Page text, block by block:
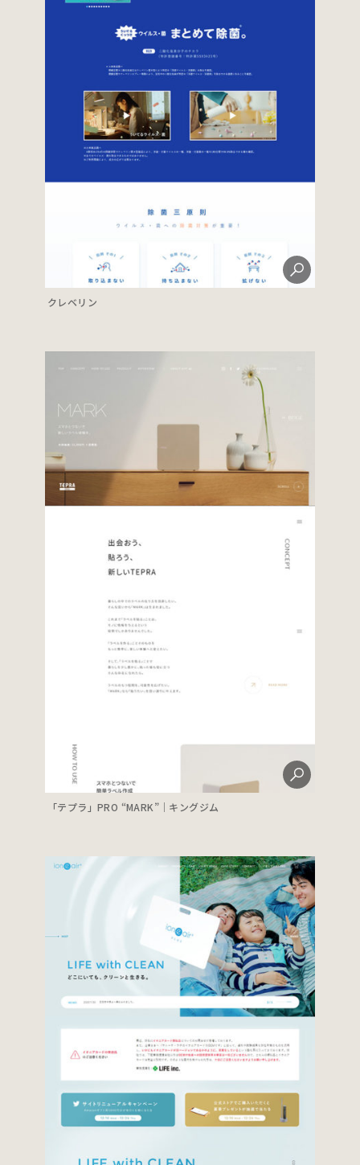
クレベリン
「テプラ」PRO “MARK”｜キングジム